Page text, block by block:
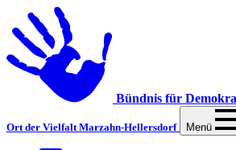
Bündnis für
Ort der Vielfalt Marzahn-Hellersdorf Menü